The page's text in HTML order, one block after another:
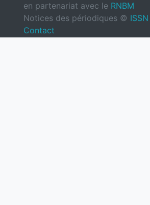
en partenariat avec le RNBM
Notices des périodiques © ISSN
Contact